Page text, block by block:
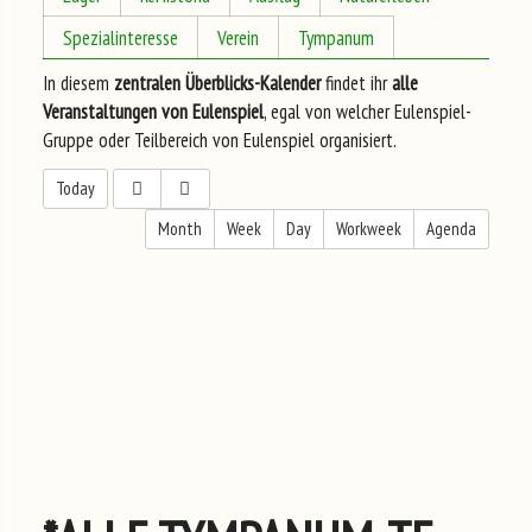
Spezialinteresse
Verein
Tympanum
In diesem zentralen Überblicks-Kalenderfindet ihralle
Veranstaltungen von Eulenspiel, egal von welcher Eulenspiel-
Gruppe oder Teilbereich von Eulenspiel organisiert.
Today
Month
Week Day Workweek Agenda